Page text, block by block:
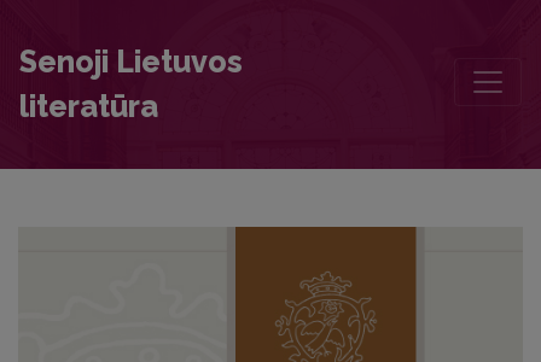
Senoji Lietuvos
literatūra